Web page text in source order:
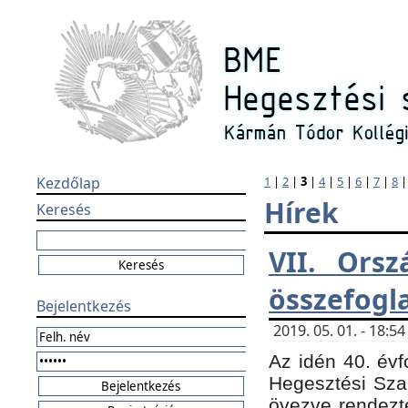
Kezdőlap
Keresés
Bejelentkezés
1 | 2 | 3 | 4| 5 | 6 | 7 | 8
Hírek
VII.
2019. 05. 01. -
Az idén 40.
Hegesztési